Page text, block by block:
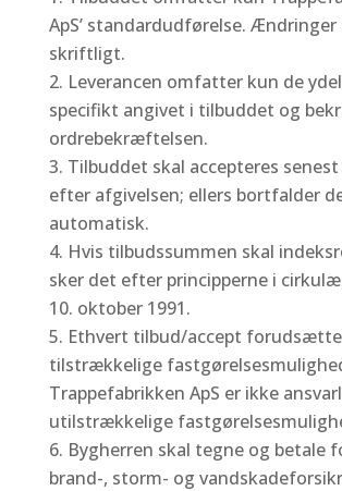
ApS’ standardudførelse.
skriftligt.
Leverancen omfatter kun de
specifikt angivet i tilbuddet og
ordrebekræftelsen.
Tilbuddet skal accepteres
efter afgivelsen; ellers bortfalder
automatisk.
Hvis tilbudssummen skal
sker det efter principperne i
10. oktober 1991.
Ethvert tilbud/accept
tilstrækkelige
Trappefabrikken ApS er ikke
utilstrækkelige
Bygherren skal tegne og betale
brand-, storm- og